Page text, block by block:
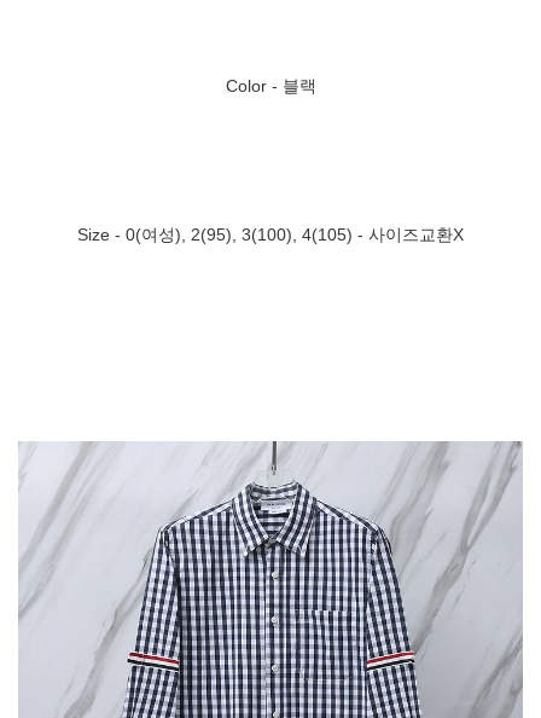
Color - 블랙
Size - 0(여성), 2(95), 3(100), 4(105) - 사이즈교환X